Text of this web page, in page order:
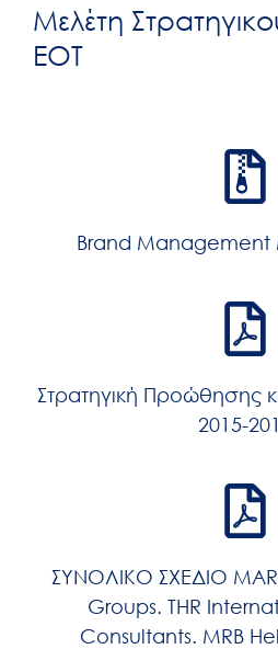
Μελέτη
ΕΟΤ
Brand Management
Στρατηγική Προώθησης
2015-
ΣΥΝΟΛΙΚΟ ΣΧΕΔΙΟ
Groups. THR
Consultants. MRB